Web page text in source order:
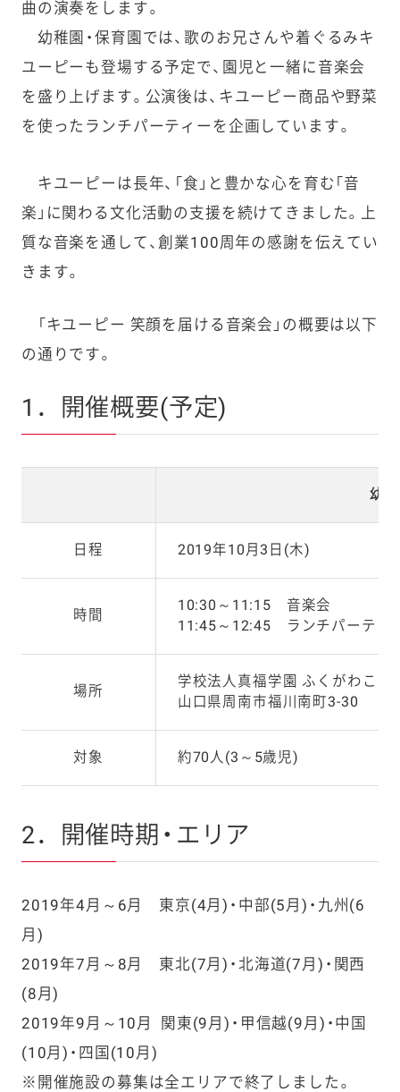
曲の演奏をします。
幼稚園・保育園では、歌のお兄さんや着ぐるみキ
ユーピーも登場する予定で、園児と一緒に音楽会
を盛り上げます。公演後は、キユーピー商品や野菜
を使ったランチパーティーを企画しています。
キユーピーは長年、「食」と豊かな心を育む「音
楽」に関わる文化活動の支援を続けてきました。上
質な音楽を通して、創業100周年の感謝を伝えてい
きます。
「キユーピー 笑顔を届ける音楽会」の概要は以下
の通りです。
1．開催概要(予定)
幼
日程 2019年10月3日(木)
時間
10:30～11:15 音楽会
11:45～12:45 ランチパーティ
場所
学校法人真福学園 ふくがわこど
山口県周南市福川南町3-30
対象 約70人(3～5歳児)
2．開催時期・エリア
2019年4月～6月 東京(4月)・中部(5月)・九州(6
月)
2019年7月～8月 東北(7月)・北海道(7月)・関西
(8月)
2019年9月～10月 関東(9月)・甲信越(9月)・中国
(10月)・四国(10月)
※開催施設の募集は全エリアで終了しました。